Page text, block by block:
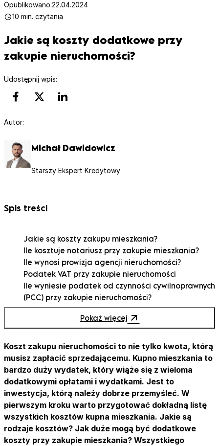
Opublikowano:22.04.2024
10 min. czytania
Jakie są koszty dodatkowe przy
zakupie nieruchomości?
Udostępnij wpis:
Autor:
Michał Dawidowicz
Starszy Ekspert Kredytowy
Spis treści
Jakie są koszty zakupu mieszkania?
Ile kosztuje notariusz przy zakupie mieszkania?
Ile wynosi prowizja agencji nieruchomości?
Podatek VAT przy zakupie nieruchomości
Ile wyniesie podatek od czynności cywilnoprawnych
(PCC) przy zakupie nieruchomości?
Wszystkie koszty kredytu hipotecznego
Ile musisz wnieść wkładu własnego do kredytu
Zaliczka czy zadatek – oto jest pytanie?
Pokaż więcej
Koszt zakupu nieruchomości to nie tylko kwota, którą
musisz zapłacić sprzedającemu. Kupno mieszkania to
bardzo duży wydatek, który wiąże się z wieloma
dodatkowymi opłatami i wydatkami. Jest to
inwestycja, którą należy dobrze przemyśleć. W
pierwszym kroku warto przygotować dokładną listę
wszystkich kosztów kupna mieszkania. Jakie są
rodzaje kosztów? Jak duże mogą być dodatkowe
koszty przy zakupie mieszkania? Wszystkiego